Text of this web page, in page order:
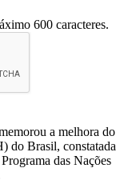
600 caracteres.
a melhora do
do Brasil, constatada
das Nações